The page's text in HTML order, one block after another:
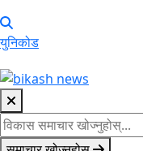
युनिकोड